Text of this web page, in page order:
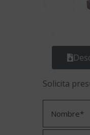
Solicita